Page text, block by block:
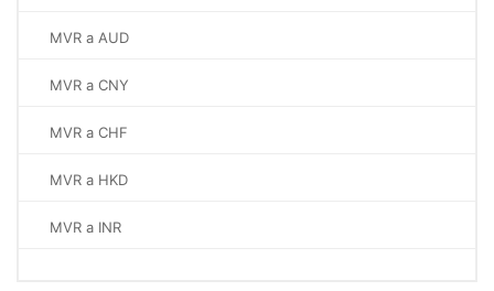
MVR a AUD
MVR a CNY
MVR a CHF
MVR a HKD
MVR a INR